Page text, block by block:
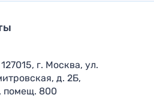
г. Москва, ул.
д. 2Б,
помещ. 800